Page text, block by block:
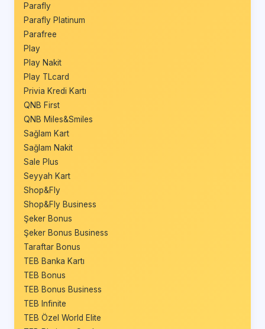
Parafly
Parafly Platinum
Parafree
Play
Play Nakit
Play TLcard
Privia Kredi Kartı
QNB First
QNB Miles&Smiles
Sağlam Kart
Sağlam Nakit
Sale Plus
Seyyah Kart
Shop&Fly
Shop&Fly Business
Şeker Bonus
Şeker Bonus Business
Taraftar Bonus
TEB Banka Kartı
TEB Bonus
TEB Bonus Business
TEB Infinite
TEB Özel World Elite